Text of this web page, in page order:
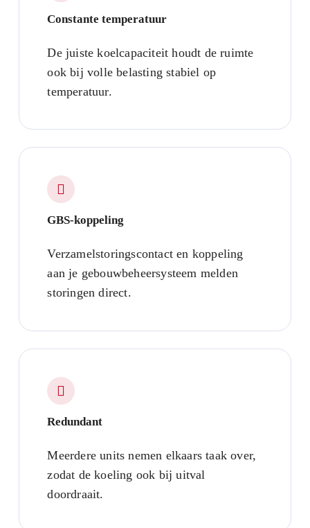
Constante temperatuur
De juiste koelcapaciteit houdt de ruimte
ook bij volle belasting stabiel op
temperatuur.
GBS-koppeling
Verzamelstoringscontact en koppeling
aan je gebouwbeheersysteem melden
storingen direct.
Redundant
Meerdere units nemen elkaars taak over,
zodat de koeling ook bij uitval
doordraait.